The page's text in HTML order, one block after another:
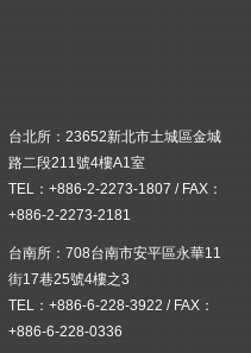
台北所：23652新北市土城區金城
路二段211號4樓A1室
TEL：+886-2-2273-1807 / FAX：
+886-2-2273-2181
台南所：708台南市安平區永華11
街17巷25號4樓之3
TEL：+886-6-228-3922 / FAX：
+886-6-228-0336